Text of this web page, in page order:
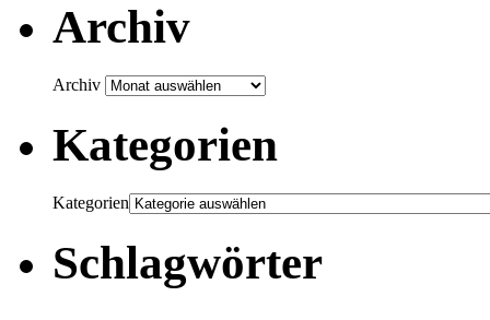
Archiv
Archiv
Kategorien
Kategorien
Schlagwörter